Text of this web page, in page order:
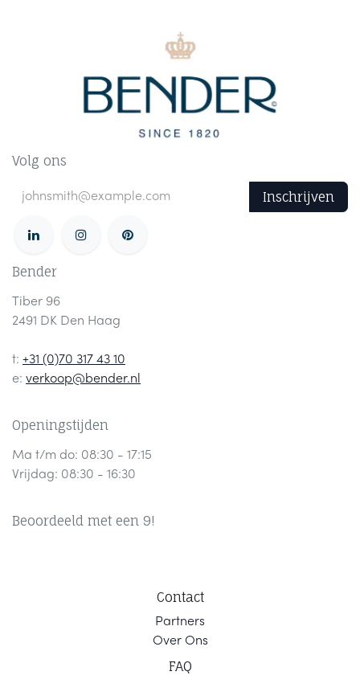
Volg ons
Inschrijven
Bender
Tiber 96
2491 DK Den Haag
t: +31 (0)70 317 43 10
e: verkoop@bender.nl
Openingstijden
Ma t/m do: 08:30 - 17:15
Vrijdag: 08:30 - 16:30
Beoordeeld met een 9!
Contact
Partners
Over Ons
FAQ